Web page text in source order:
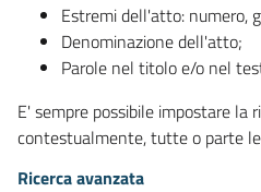
Estremi dell'atto: numero,
Denominazione dell'atto;
Parole nel titolo e/o nel
E' sempre possibile impostare la
contestualmente, tutte o parte
Ricerca avanzata